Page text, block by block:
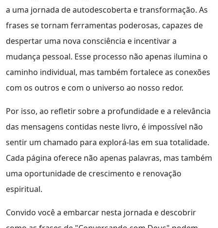
a uma jornada de autodescoberta e transformação. As
frases se tornam ferramentas poderosas, capazes de
despertar uma nova consciência e incentivar a
mudança pessoal. Esse processo não apenas ilumina o
caminho individual, mas também fortalece as conexões
com os outros e com o universo ao nosso redor.
Por isso, ao refletir sobre a profundidade e a relevância
das mensagens contidas neste livro, é impossível não
sentir um chamado para explorá-las em sua totalidade.
Cada página oferece não apenas palavras, mas também
uma oportunidade de crescimento e renovação
espiritual.
Convido você a embarcar nesta jornada e descobrir